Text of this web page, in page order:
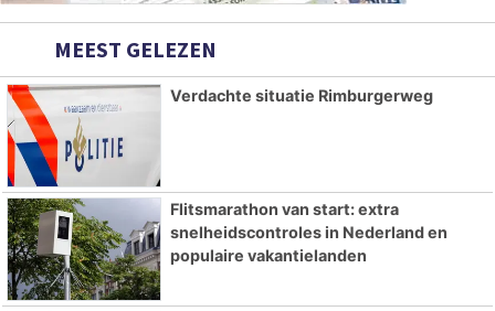
MEEST GELEZEN
Verdachte situatie Rimburgerweg
Flitsmarathon van start: extra
snelheidscontroles in Nederland en
populaire vakantielanden